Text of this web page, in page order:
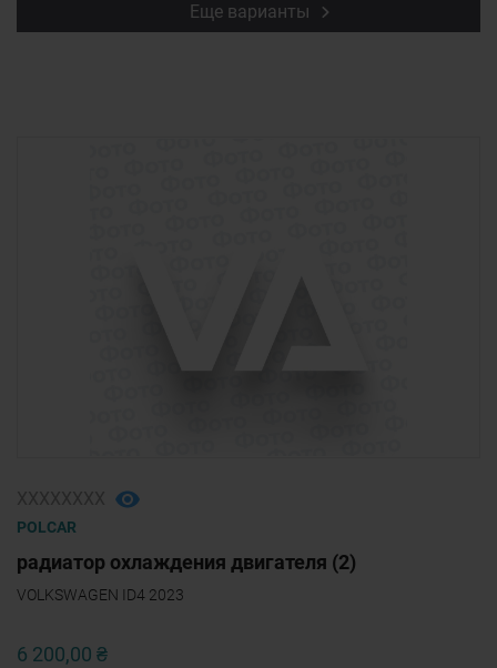
Еще варианты
POLCAR
радиатор охлаждения двигателя (2)
VOLKSWAGEN ID4 2023
6 200,00 ₴